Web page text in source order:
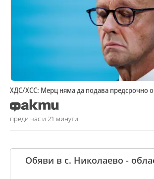
ХДС/ХСС: Мерц няма да подава предсрочно
преди час и 21 минути
Обяви в с. Николаево -